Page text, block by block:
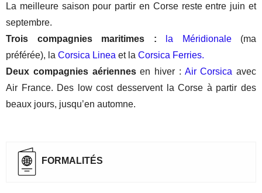
La meilleure saison pour partir en Corse reste entre juin et
septembre.
Trois compagnies maritimes :
la Méridionale(ma
préférée), la Corsica Linea et la Corsica Ferries.
Deux compagnies aériennesen hiver : Air Corsica avec
Air France. Des low cost desservent la Corse à partir des
beaux jours, jusqu’en automne.
FORMALITÉS